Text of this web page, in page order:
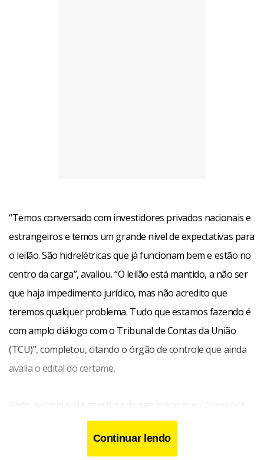
“Temos conversado com investidores privados nacionais e
estrangeiros e temos um grande nível de expectativas para
o leilão. São hidrelétricas que já funcionam bem e estão no
centro da carga”, avaliou. “O leilão está mantido, a não ser
que haja impedimento jurídico, mas não acredito que
teremos qualquer problema. Tudo que estamos fazendo é
com amplo diálogo com o Tribunal de Contas da União
(TCU)”, completou, citando o órgão de controle que ainda
avalia o edital do certame.
Após participar da abertura do seminário que comemora
os 15 anos da Associação Brasileira dos Comercializadores
de Energia (Abraceel), o ministro disse que só haverá um
Continuar lendo